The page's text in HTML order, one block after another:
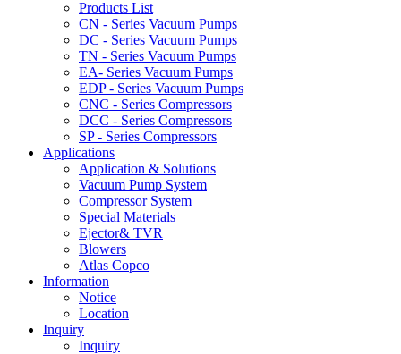
Products List
CN - Series Vacuum Pumps
DC - Series Vacuum Pumps
TN - Series Vacuum Pumps
EA- Series Vacuum Pumps
EDP - Series Vacuum Pumps
CNC - Series Compressors
DCC - Series Compressors
SP - Series Compressors
Applications
Application & Solutions
Vacuum Pump System
Compressor System
Special Materials
Ejector& TVR
Blowers
Atlas Copco
Information
Notice
Location
Inquiry
Inquiry